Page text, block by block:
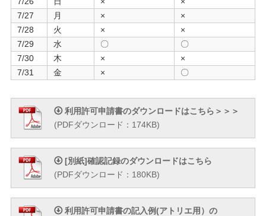
7/27
月 ×
×
7/28
火 ×
×
7/29
水 〇
〇
7/30
木 ×
×
7/31
金 × 〇
利用許可申請書のダウンロードはこちら＞＞＞
(PDFダウンロード：174KB)
[別紙]確認記録のダウンロードはこちら
(PDFダウンロード：180KB)
利用許可申請書の記入例(アトリエ用）の